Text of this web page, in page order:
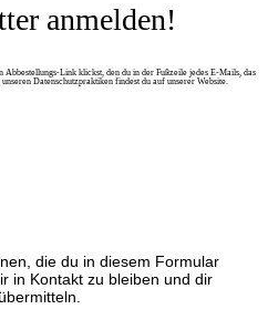
anmelden!
Link klickst, den du in der Fußzeile jedes E-Mails, das
Datenschutzpraktiken findest du auf unserer Website.
die du in diesem Formular
in Kontakt zu bleiben und dir